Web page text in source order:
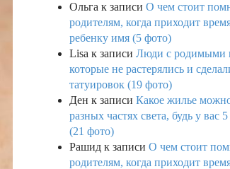
Ольга к записи О чем стоит
родителям, когда приходит
ребенку имя (5 фото)
Lisa к записи Люди с родимыми
которые не растерялись и
татуировок (19 фото)
Ден к записи Какое жилье
разных частях света, будь у вас
(21 фото)
Рашид к записи О чем стоит
родителям, когда приходит